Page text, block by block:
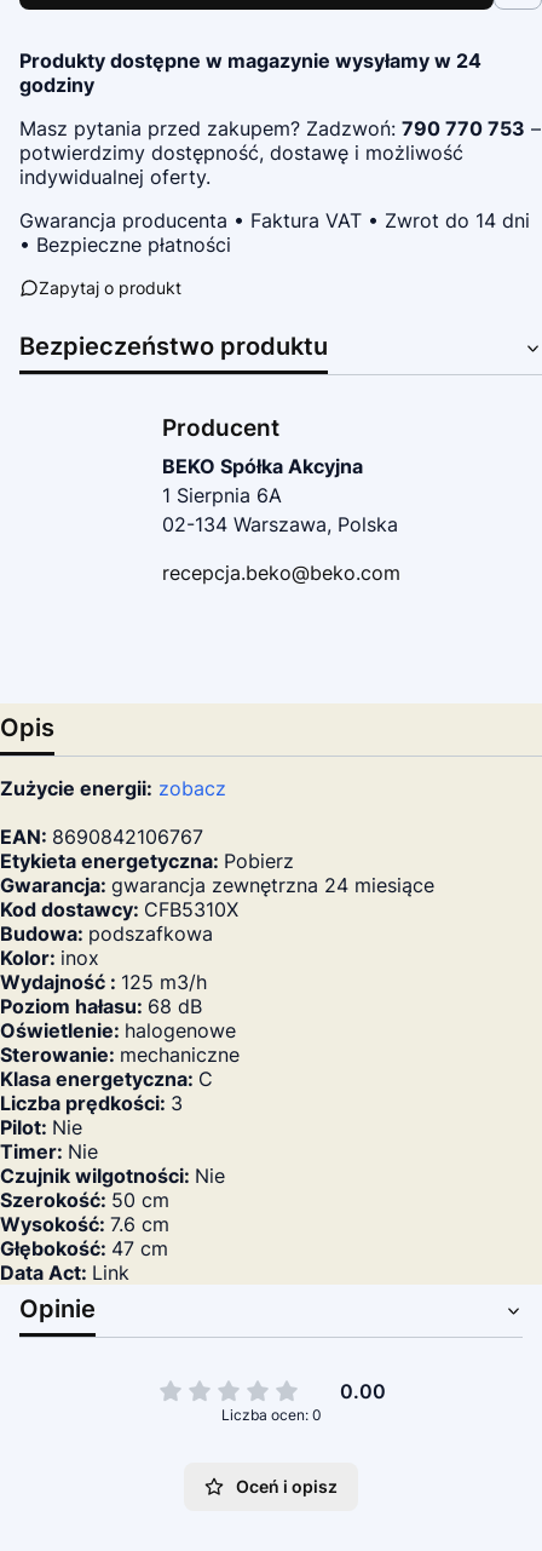
Produkty dostępne w magazynie wysyłamy w 24
godziny
Masz pytania przed zakupem? Zadzwoń: 790 770 753 –
potwierdzimy dostępność, dostawę i możliwość
indywidualnej oferty.
Gwarancja producenta • Faktura VAT • Zwrot do 14 dni
• Bezpieczne płatności
Zapytaj o produkt
Bezpieczeństwo produktu
Producent
BEKO Spółka Akcyjna
1 Sierpnia 6A
02-134 Warszawa, Polska
recepcja.beko@beko.com
Opis
Zużycie energii: zobacz
EAN: 8690842106767
Etykieta energetyczna: Pobierz
Gwarancja: gwarancja zewnętrzna 24 miesiące
Kod dostawcy: CFB5310X
Budowa: podszafkowa
Kolor: inox
Wydajność : 125 m3/h
Poziom hałasu: 68 dB
Oświetlenie: halogenowe
Sterowanie: mechaniczne
Klasa energetyczna: C
Liczba prędkości: 3
Pilot: Nie
Timer: Nie
Czujnik wilgotności: Nie
Szerokość: 50 cm
Wysokość: 7.6 cm
Głębokość: 47 cm
Data Act: Link
Opinie
0.00
Liczba ocen: 0
Oceń i opisz